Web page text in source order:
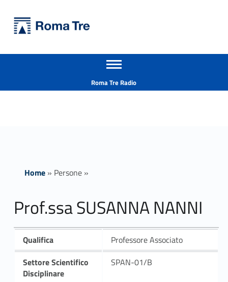
Prof.ssa SUSANNA NANNI - Università Roma Tre
Apri il menu secondario
Roma Tre Radio
Home» Persone»
Prof.ssa SUSANNA NANNI
Qualifica
Professore Associato
Settore Scientifico
Disciplinare
SPAN-01/B